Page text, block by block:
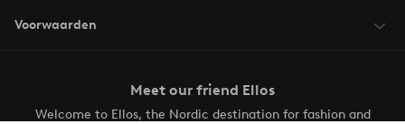
Voorwaarden
Meet our friend Ellos
Welcome to Ellos, the Nordic destination for fashion and